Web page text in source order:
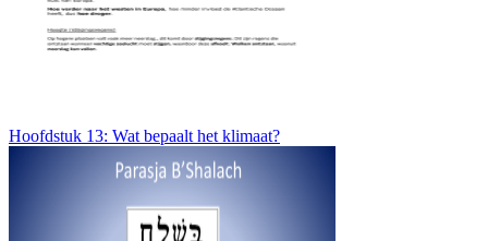
Hoofdstuk 13: Wat bepaalt het klimaat?